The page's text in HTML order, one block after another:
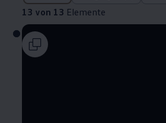
13 von 13 Elemente